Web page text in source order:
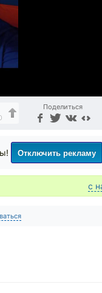
Поделиться
Отключить рекламу
с